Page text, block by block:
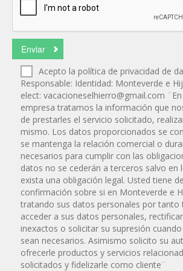
Acepto la política de privacidad de
Responsable: Identidad: Monteverde e
elect: vacacioneselhierro@gmail.com
empresa tratamos la información que
de prestarles el servicio solicitado,
mismo. Los datos proporcionados se
se mantenga la relación comercial o
necesarios para cumplir con las
datos no se cederán a terceros salvo en
exista una obligación legal. Usted tiene
confirmación sobre si en Monteverde e
tratando sus datos personales por tanto
acceder a sus datos personales,
inexactos o solicitar su supresión
sean necesarios. Asimismo solicito su
ofrecerle productos y servicios
solicitados y fidelizarle como cliente¨